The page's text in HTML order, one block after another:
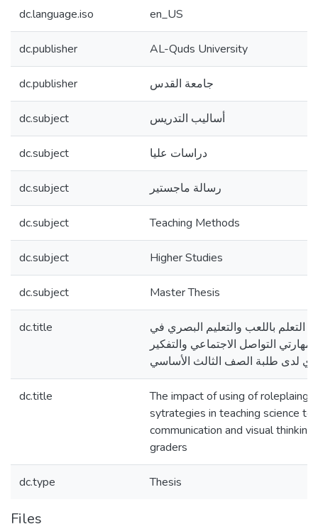
dc.language.iso en_US
dc.publisher AL-Quds University
dc.publisher جامعة القدس
dc.subject أساليب التدريس
dc.subject دراسات عليا
dc.subject رسالة ماجستير
dc.subject Teaching Methods
dc.subject Higher Studies
dc.subject Master Thesis
dc.title
التعلم باللعب والتعليم البصري في
مهارتي التواصل الاجتماعي والتفكير
لدى طلبة الصف الثالث الأساسي
dc.title
The impact of using of roleplaing
sytrategies in teaching science to
communication and visual
graders
dc.type Thesis
Files